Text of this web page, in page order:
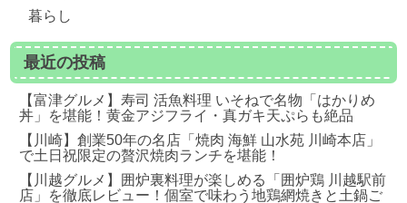
暮らし
最近の投稿
【富津グルメ】寿司 活魚料理 いそねで名物「はかりめ
丼」を堪能！黄金アジフライ・真ガキ天ぷらも絶品
【川崎】創業50年の名店「焼肉 海鮮 山水苑 川崎本店」
で土日祝限定の贅沢焼肉ランチを堪能！
【川越グルメ】囲炉裏料理が楽しめる「囲炉鶏 川越駅前
店」を徹底レビュー！個室で味わう地鶏網焼きと土鍋ご